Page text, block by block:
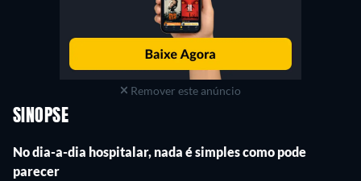
Remover este anúncio
SINOPSE
No dia-a-dia hospitalar, nada é simples como pode
parecer